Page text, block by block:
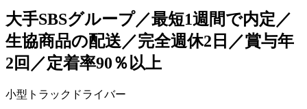
大手SBSグループ／最短1週間で内定／
生協商品の配送／完全週休2日／賞与年
2回／定着率90％以上
小型トラックドライバー